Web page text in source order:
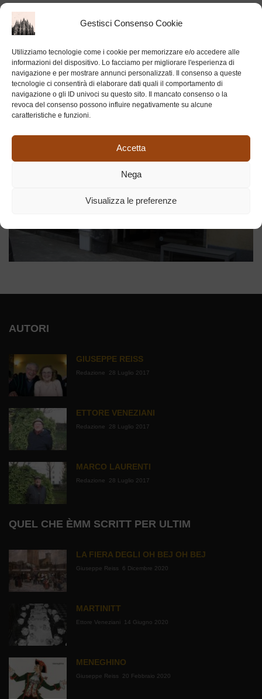
Gestisci Consenso Cookie
Utilizziamo tecnologie come i cookie per memorizzare e/o accedere alle
informazioni del dispositivo. Lo facciamo per migliorare l'esperienza di
navigazione e per mostrare annunci personalizzati. Il consenso a queste
tecnologie ci consentirà di elaborare dati quali il comportamento di
navigazione o gli ID univoci su questo sito. Il mancato consenso o la
revoca del consenso possono influire negativamente su alcune
caratteristiche e funzioni.
Accetta
Nega
Visualizza le preferenze
BOTTEGHE STORICHE MILANESI
AUTORI
GIUSEPPE REISS
Redazione 28 Luglio 2017
ETTORE VENEZIANI
Redazione 28 Luglio 2017
MARCO LAURENTI
Redazione 28 Luglio 2017
QUEL CHE ÈMM SCRITT PER ULTIM
LA FIERA DEGLI OH BEJ OH BEJ
Giuseppe Reiss 6 Dicembre 2020
MARTINITT
Ettore Veneziani 14 Giugno 2020
MENEGHINO
Giuseppe Reiss 20 Febbraio 2020